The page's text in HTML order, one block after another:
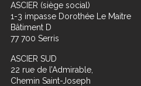
ASCIER (siège social)
1-3 impasse Dorothée Le Maitre
Bâtiment D
77 700 Serris
ASCIER SUD
22 rue de l’Admirable,
Chemin Saint-Joseph